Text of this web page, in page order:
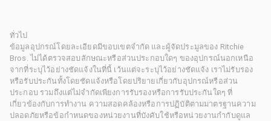
ทั่วไป
ข้อมูลอุปกรณ์โดยละเอียดมีขอบเขตจำกัด และผู้จัดประมูลของ Ritchie
Bros. ไม่ได้ตรวจสอบลักษณะหรือส่วนประกอบใดๆ ของอุปกรณ์นอกเหนือ
จากที่ระบุไว้อย่างชัดแจ้งในที่นี้ เว้นแต่จะระบุไว้อย่างชัดแจ้ง เราไม่รับรอง
หรือรับประกันทั้งโดยชัดแจ้งหรือโดยปริยายเกี่ยวกับอุปกรณ์หรือส่วน
ประกอบ รวมถึงแต่ไม่จำกัดเพียงการรับรองหรือการรับประกันใดๆ ที่
เกี่ยวข้องกับการทำงาน ความสอดคล้องหรือการปฏิบัติตามมาตรฐานความ
ปลอดภัยหรือข้อกำหนดของหน่วยงานที่บังคับใช้หรือหน่วยงานกำกับดูแล